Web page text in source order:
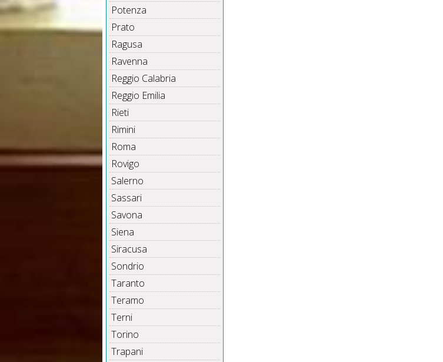
Potenza
Prato
Ragusa
Ravenna
Reggio Calabria
Reggio Emilia
Rieti
Rimini
Roma
Rovigo
Salerno
Sassari
Savona
Siena
Siracusa
Sondrio
Taranto
Teramo
Terni
Torino
Trapani